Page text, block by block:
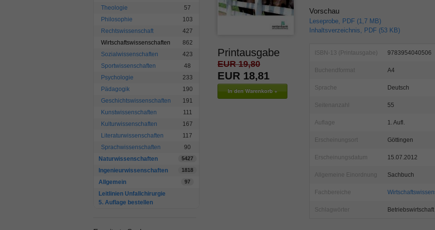
Theologie
57
Philosophie
103
Rechtswissenschaft
427
Wirtschaftswissenschaften
862
Sozialwissenschaften
423
Sportwissenschaften
48
Psychologie
233
Pädagogik
190
Geschichtswissenschaften
191
Kunstwissenschaften
111
Kulturwissenschaften
167
Literaturwissenschaften
117
Sprachwissenschaften
90
Naturwissenschaften
5427
Ingenieurwissenschaften 1818
Allgemein 97
Leitlinien Unfallchirurgie
5. Auflage bestellen
Printausgabe
EUR 19,80
EUR 18,81
Vorschau
Leseprobe, PDF (1,7 MB)
Inhaltsverzeichnis, PDF (53 KB)
ISBN-13 (Printausgabe) 9783954040506
Buchendformat A4
Sprache Deutsch
Seitenanzahl 55
Auflage 1. Aufl.
Erscheinungsort Göttingen
Erscheinungsdatum 15.07.2012
Allgemeine Einordnung Sachbuch
Fachbereiche
Schlagwörter Betriebswirtschaft